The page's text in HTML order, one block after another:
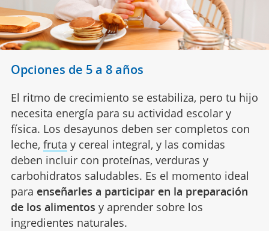
Opciones de 5 a 8 años
El ritmo de crecimiento se estabiliza, pero tu hijo
necesita energía para su actividad escolar y
física. Los desayunos deben ser completos con
leche, fruta y cereal integral, y las comidas
deben incluir con proteínas, verduras y
carbohidratos saludables. Es el momento ideal
para enseñarles a participar en la preparación
de los alimentos y aprender sobre los
ingredientes naturales.